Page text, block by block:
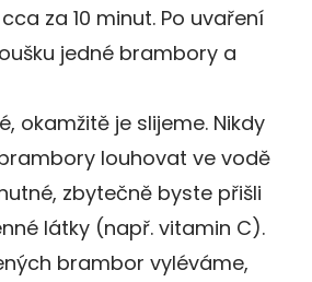
za 10 minut. Po uvaření
jedné brambory a
okamžitě je slijeme. Nikdy
louhovat ve vodě
zbytečně byste přišli
látky (např. vitamin C).
brambor vyléváme,